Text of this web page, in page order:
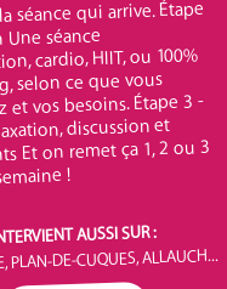
séance qui arrive. Étape
séance
cardio, HIIT, ou 100%
selon ce que vous
et vos besoins. Étape 3 -
discussion et
Et on remet ça 1, 2 ou 3
!
AUSSI SUR :
PLAN-DE-CUQUES, ALLAUCH...